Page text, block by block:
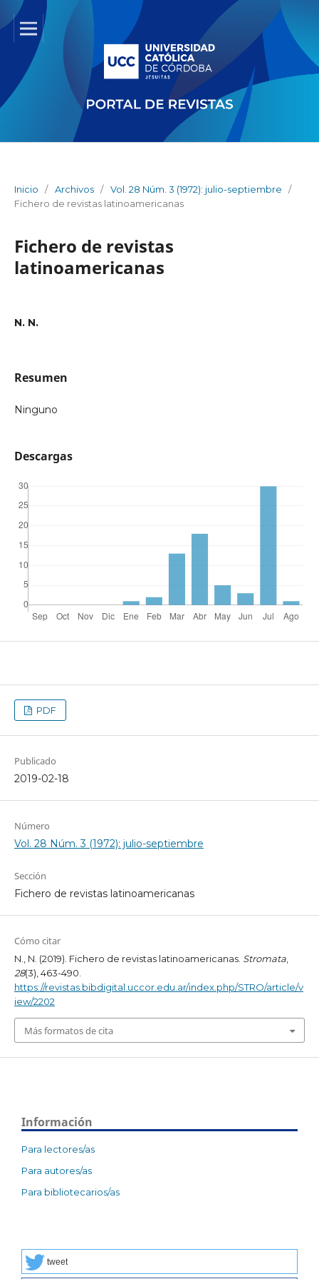
Inicio / Archivos / Vol. 28 Núm. 3 (1972): julio-septiembre
/
Fichero de revistas latinoamericanas
Fichero de revistas
latinoamericanas
N. N.
Resumen
Ninguno
Descargas
PDF
Publicado
2019-02-18
Número
Vol. 28 Núm. 3 (1972): julio-septiembre
Sección
Fichero de revistas latinoamericanas
Cómo citar
N., N. (2019). Fichero de revistas latinoamericanas. Stromata,
28(3), 463-490.
https://revistas.bibdigital.uccor.edu.ar/index.php/STRO/article/v
iew/2202
Más formatos de cita
Información
Para lectores/as
Para autores/as
Para bibliotecarios/as
tweet